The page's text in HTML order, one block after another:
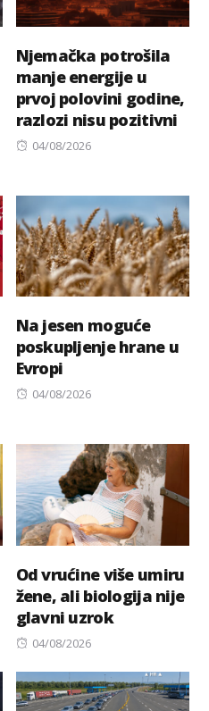
Njemačka potrošila
manje energije u
prvoj polovini godine,
razlozi nisu pozitivni
Posted
04/08/2026
Na jesen moguće
poskupljenje hrane u
Evropi
Posted
04/08/2026
Od vrućine više umiru
žene, ali biologija nije
glavni uzrok
Posted
04/08/2026